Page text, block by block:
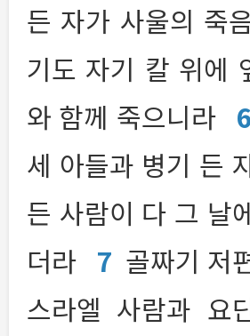
든 자가 사울의 죽
기도 자기 칼 위에
와 함께 죽으니라 6
세 아들과 병기 든
든 사람이 다 그 날
더라 7 골짜기 저
스라엘 사람과 요